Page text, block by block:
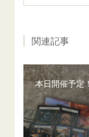
関連記事
本日開催予定